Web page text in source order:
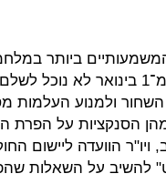
ביותר
ולמנוע העלמות
הסנקציות על הפרת
ויו"ר הוועדה ליישום
להשיב על השאלות